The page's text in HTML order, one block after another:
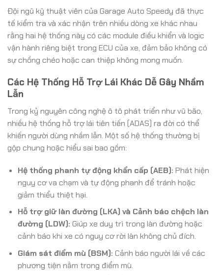
Đội ngũ kỹ thuật viên của Garage Auto Speedy đã thực
tế kiểm tra và xác nhận trên nhiều dòng xe khác nhau
rằng hai hệ thống này có các module điều khiển và logic
vận hành riêng biệt trong ECU của xe, đảm bảo không có
sự chồng chéo hoặc can thiệp không mong muốn.
Các Hệ Thống Hỗ Trợ Lái Khác Dễ Gây Nhầm
Lẫn
Trong kỷ nguyên công nghệ ô tô phát triển như vũ bão,
nhiều hệ thống hỗ trợ lái tiên tiến (ADAS) ra đời có thể
khiến người dùng nhầm lẫn. Một số hệ thống thường bị
gộp chung hoặc hiểu sai bao gồm:
Hệ thống phanh tự động khẩn cấp (AEB): Phát hiện
nguy cơ va chạm và tự động phanh để tránh hoặc
giảm thiểu thiệt hại.
Hỗ trợ giữ làn đường (LKA) và Cảnh báo chệch làn
đường (LDW): Giúp xe duy trì trong làn đường hoặc
cảnh báo khi xe có nguy cơ rời làn không chủ đích.
Giám sát điểm mù (BSM): Cảnh báo người lái về các
phương tiện nằm trong điểm mù.